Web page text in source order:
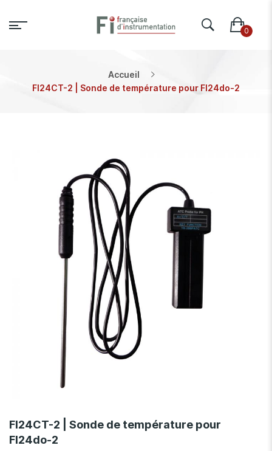
Accueil
FI24CT-2 | Sonde de température pour FI24do-2
to
the
beginning
FI24CT-2 | Sonde de température pour
FI24do-2